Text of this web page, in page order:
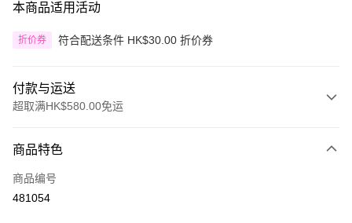
本商品适用活动
折价券 符合配送条件 HK$30.00 折价券
付款与运送
超取满HK$580.00免运
信用卡
Apple Pay
商品特色
商品编号
481054